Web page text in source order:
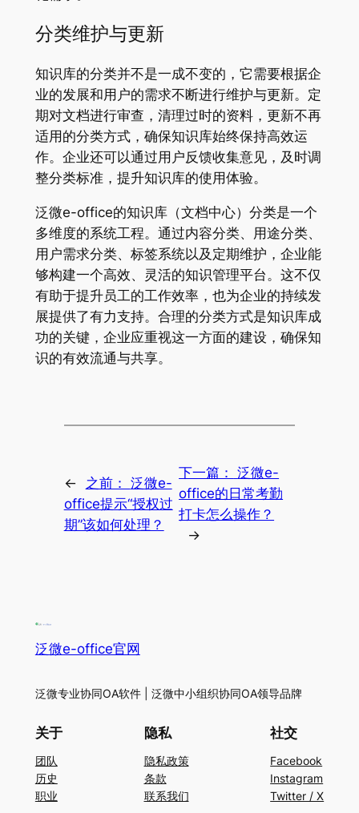
分类维护与更新
知识库的分类并不是一成不变的，它需要根据企
业的发展和用户的需求不断进行维护与更新。定
期对文档进行审查，清理过时的资料，更新不再
适用的分类方式，确保知识库始终保持高效运
作。企业还可以通过用户反馈收集意见，及时调
整分类标准，提升知识库的使用体验。
泛微e-office的知识库（文档中心）分类是一个
多维度的系统工程。通过内容分类、用途分类、
用户需求分类、标签系统以及定期维护，企业能
够构建一个高效、灵活的知识管理平台。这不仅
有助于提升员工的工作效率，也为企业的持续发
展提供了有力支持。合理的分类方式是知识库成
功的关键，企业应重视这一方面的建设，确保知
识的有效流通与共享。
← 之前： 泛微e-
office提示“授权过
期”该如何处理？
下一篇：
泛微e-
office的日常考勤
打卡怎么操作？
→
泛微e-office官网
泛微专业协同OA软件 | 泛微中小组织协同OA领导品牌
关于
团队
历史
职业
隐私
隐私政策
条款
联系我们
社交
Facebook
Instagram
Twitter / X